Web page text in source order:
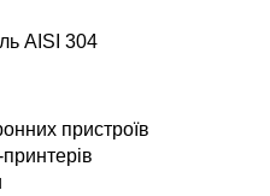
AISI 304
пристроїв